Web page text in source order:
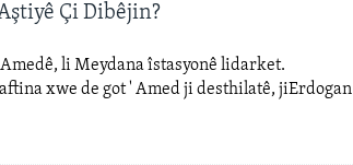
Çi Dibêjin?
li Meydana îstasyonê lidarket.
xwe de got ' Amed ji desthilatê, jiErdogan